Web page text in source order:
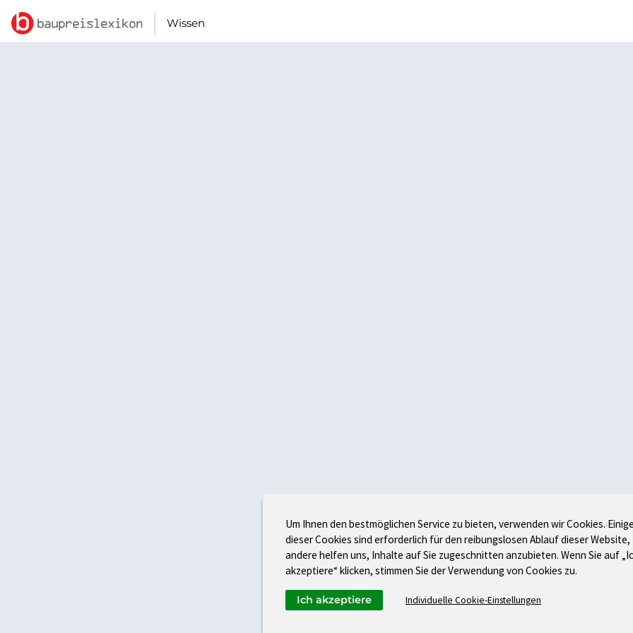
Wissen
Um Ihnen den bestmöglichen Service zu bieten, verwenden wir Cookies.
dieser Cookies sind erforderlich für den reibungslosen Ablauf dieser Website,
andere helfen uns, Inhalte auf Sie zugeschnitten anzubieten. Wenn Sie auf
akzeptiere“ klicken, stimmen Sie der Verwendung von Cookies zu.
Individuelle Cookie-Einstellungen
Ich akzeptiere